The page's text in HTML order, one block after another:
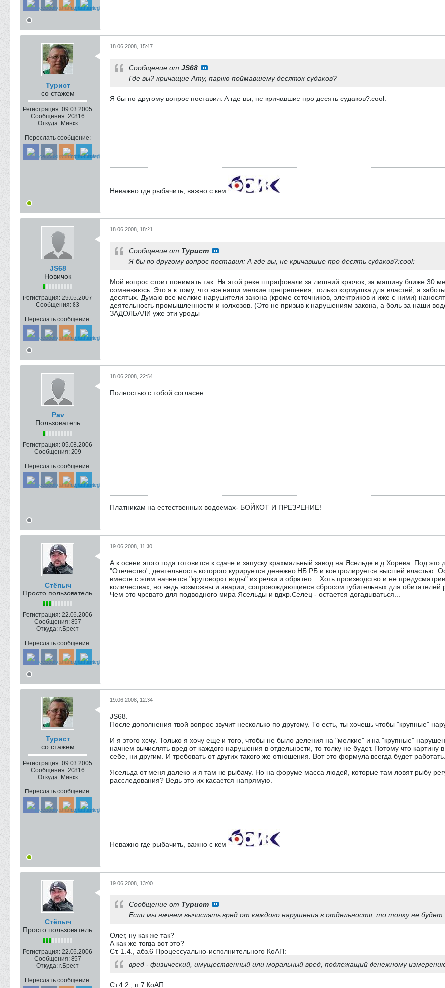
Турист
со стажем
Регистрация: 09.03.2005
Сообщения: 20816
Откуда: Минск
Переслать сообщение:
18.06.2008, 15:47
Сообщение от JS68
Где вы? кричащие Ату, парню поймавшему десяток судаков?
Я бы по другому вопрос поставил: А где вы, не кричавшие про десять судаков?:cool:
Неважно где рыбачить, важно с кем
JS68
Новичок
Регистрация: 29.05.2007
Сообщения: 83
Переслать сообщение:
18.06.2008, 18:21
Сообщение от Турист
Я бы по другому вопрос поставил: А где вы, не кричавшие про десять судаков?:cool:
Мой вопрос стоит понимать так: На этой реке штрафовали за лишний крючок, за машину ближе 30
сомневаюсь. Это я к тому, что все наши мелкие прегрешения, только кормушка для властей, а
десятых. Думаю все мелкие нарушители закона (кроме сеточников, электриков и иже с ними)
деятельность промышленности и колхозов. (Это не призыв к нарушениям закона, а боль за наши
ЗАДОЛБАЛИ уже эти уроды
Pav
Пользователь
Регистрация: 05.08.2006
Сообщения: 209
Переслать сообщение:
18.06.2008, 22:54
Полностью с тобой согласен.
Платникам на естественных водоемах- БОЙКОТ И ПРЕЗРЕНИЕ!
Стёпыч
Просто пользователь
Регистрация: 22.06.2006
Сообщения: 857
Откуда: г.Брест
Переслать сообщение:
19.06.2008, 11:30
А к осени этого года готовится к сдаче и запуску крахмальный завод на Ясельде в д.Хорева. Под
"Отечество", деятельность которого курируется денежно НБ РБ и контролируется высшей властью.
вместе с этим начнется "круговорот воды" из речки и обратно... Хоть производство и не
количествах, но ведь возможны и аварии, сопровождающиеся сбросом губительных для обитателей
Чем это чревато для подводного мира Ясельды и вдхр.Селец - остается догадываться...
Турист
со стажем
Регистрация: 09.03.2005
Сообщения: 20816
Откуда: Минск
Переслать сообщение:
19.06.2008, 12:34
JS68.
После дополнения твой вопрос звучит несколько по другому. То есть, ты хочешь чтобы "крупные"
И я этого хочу. Только я хочу еще и того, чтобы не было деления на "мелкие" и на "крупные"
начнем вычислять вред от каждого нарушения в отдельности, то толку не будет. Потому что
себе, ни другим. И требовать от других такого же отношения. Вот это формула всегда будет работать.
Ясельда от меня далеко и я там не рыбачу. Но на форуме масса людей, которые там ловят рыбу
расследования? Ведь это их касается напрямую.
Неважно где рыбачить, важно с кем
Стёпыч
Просто пользователь
Регистрация: 22.06.2006
Сообщения: 857
Откуда: г.Брест
Переслать сообщение:
19.06.2008, 13:00
Сообщение от Турист
Если мы начнем вычислять вред от каждого нарушения в отдельности, то толку не будет.
Олег, ну как же так?
А как же тогда вот это?
Ст. 1.4., абз.6 Процессуально-исполнительного КоАП:
вред - физический, имущественный или моральный вред, подлежащий денежному
Ст.4.2., п.7 КоАП: